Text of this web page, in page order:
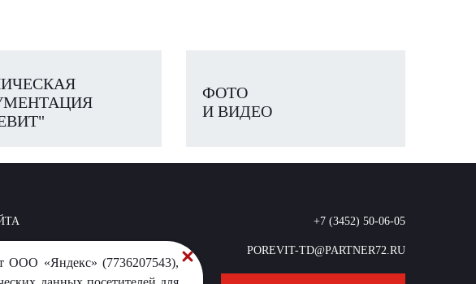
ФОТО
И ВИДЕО
+7 (3452) 50-06-05
POREVIT-TD@PARTNER72.RU
ООО «Яндекс» (7736207543),